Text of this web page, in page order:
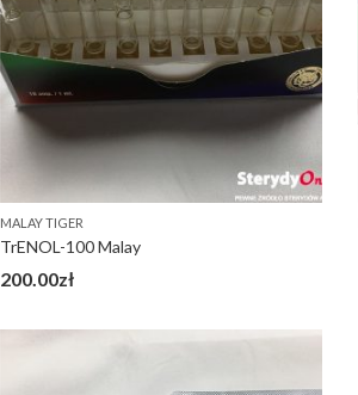
MALAY TIGER
TrENOL-100 Malay
200.00zł